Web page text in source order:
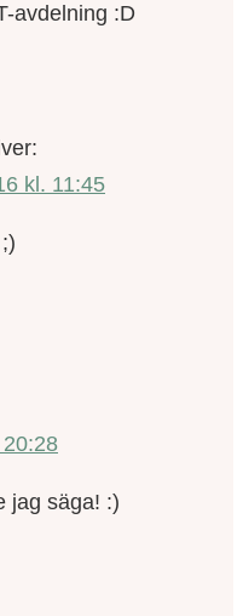
avdelning :D
kl. 11:45
jag säga! :)